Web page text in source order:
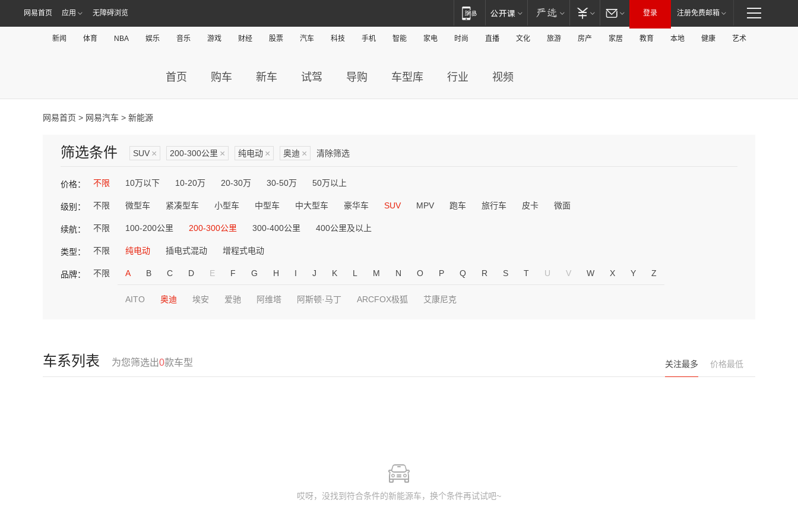
网易首页 应用 无障碍浏览 登录 注册免费邮箱
新闻 体育 NBA 娱乐 音乐 游戏 财经 股票 汽车 科技 手机 智能 家电 时尚 直播 文化 旅游 房产 家居 教育 本地 健康 艺术
首页 购车 新车 试驾 导购 车型库 行业 视频
网易首页 > 网易汽车 > 新能源
筛选条件 SUV × 200-300公里 × 纯电动 × 奥迪 × 清除筛选
价格： 不限 10万以下 10-20万 20-30万 30-50万 50万以上
级别： 不限 微型车 紧凑型车 小型车 中型车 中大型车 豪华车 SUV MPV 跑车 旅行车 皮卡 微面
续航： 不限 100-200公里 200-300公里 300-400公里 400公里及以上
类型： 不限 纯电动 插电式混动 增程式电动
品牌： 不限 A B C D E F G H I J K L M N O P Q R S T U V W X Y Z
AITO 奥迪 埃安 爱驰 阿维塔 阿斯顿·马丁 ARCFOX极狐 艾康尼克
车系列表 为您筛选出0款车型 关注最多 价格最低
哎呀，没找到符合条件的新能源车，换个条件再试试吧~